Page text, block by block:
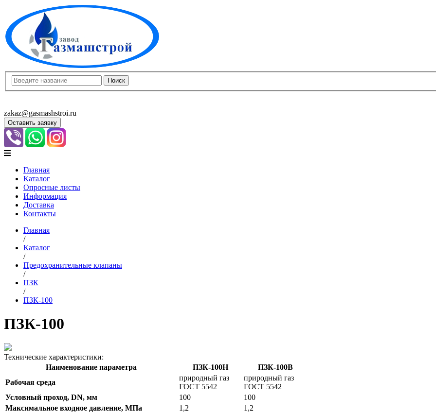
zakaz@gasmashstroi.ru
Оставить заявку
Главная
Каталог
Опросные листы
Информация
Доставка
Контакты
Главная
/
Каталог
/
Предохранительные клапаны
/
ПЗК
/
ПЗК-100
ПЗК-100
Технические характеристики:
Наименование параметра
ПЗК-100Н
ПЗК-100В
Рабочая среда
природный газ
ГОСТ 5542
природный газ
ГОСТ 5542
Условный проход, DN, мм
100
100
Максимальное входное давление, МПа
1,2
1,2